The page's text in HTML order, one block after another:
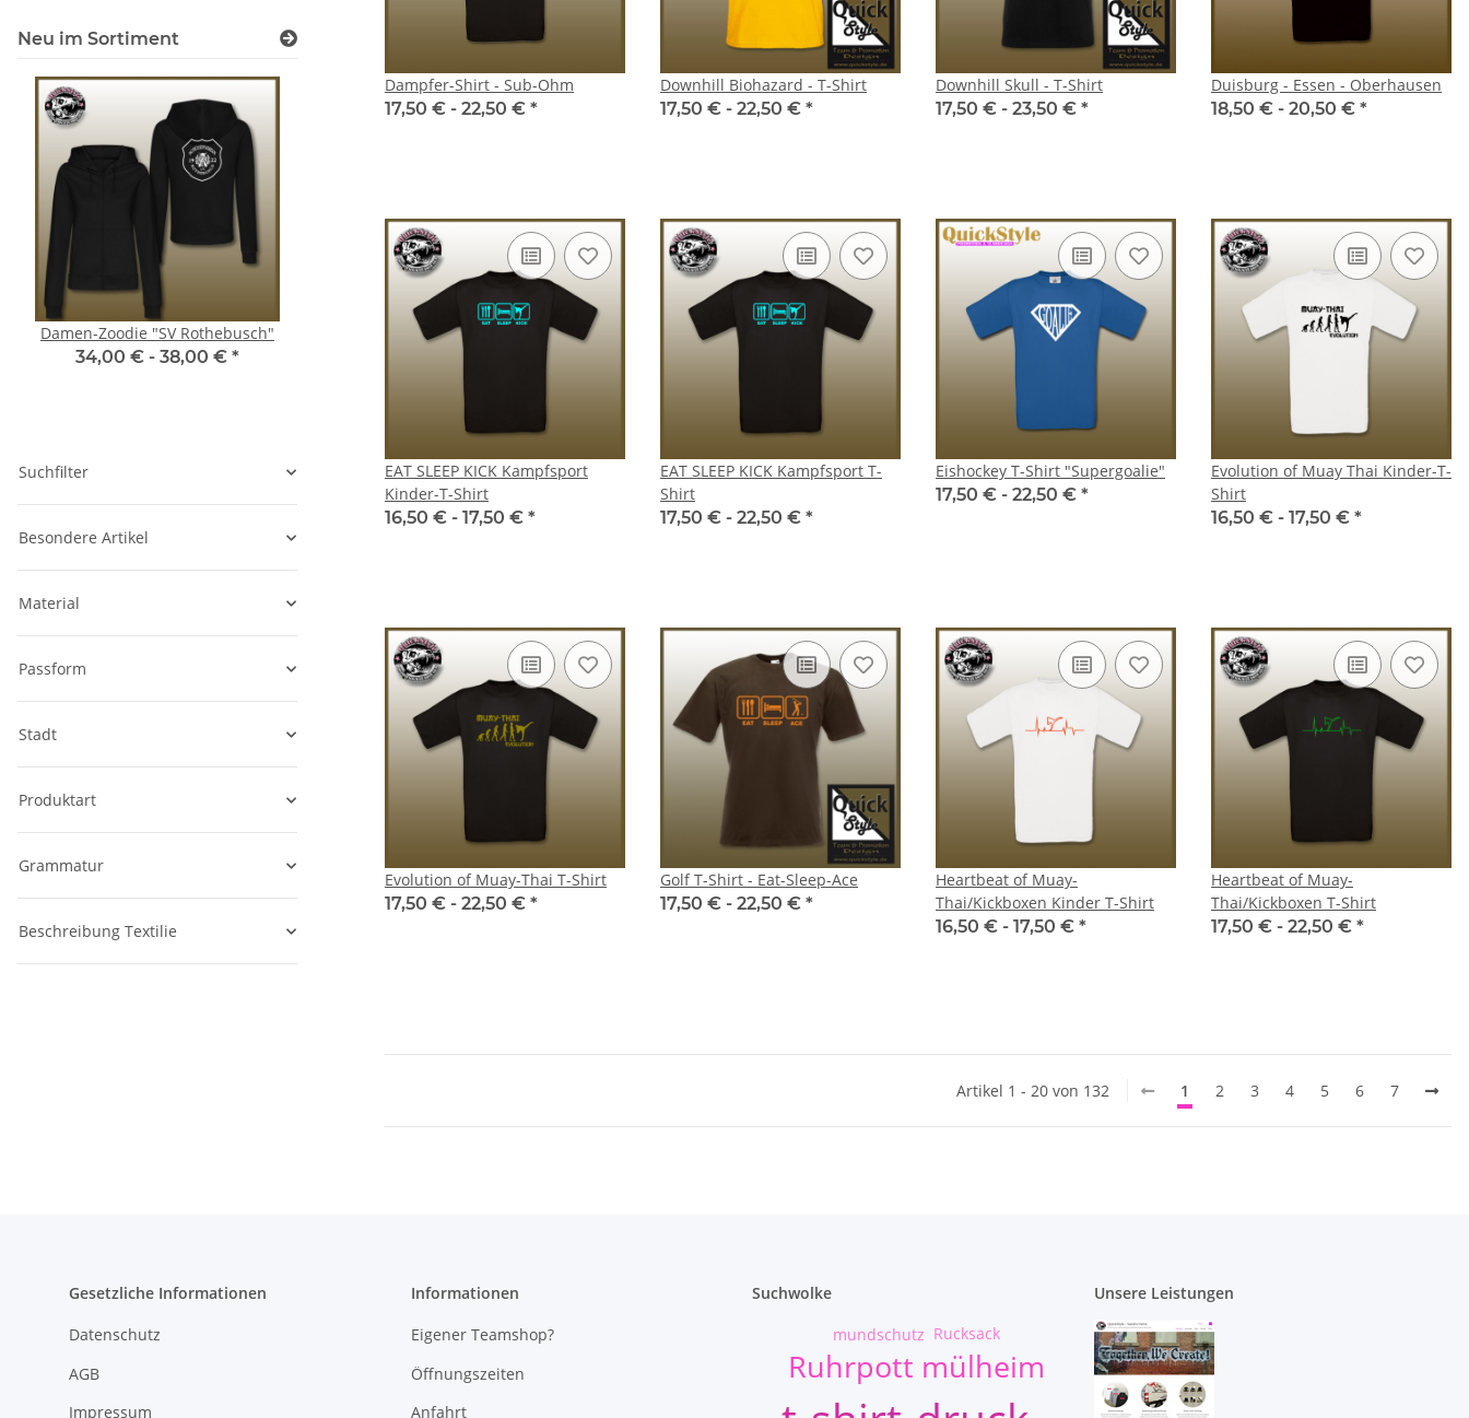
Dampfer-Shirt - Sub-Ohm
17,50 € - 22,50 € *
Downhill Biohazard - T-Shirt
17,50 € - 22,50 € *
Downhill Skull - T-Shirt
17,50 € - 23,50 € *
Duisburg - Essen - Oberhausen
18,50 € - 20,50 € *
EAT SLEEP KICK Kampfsport
Kinder-T-Shirt
16,50 € - 17,50 € *
EAT SLEEP KICK Kampfsport T-
Shirt
17,50 € - 22,50 € *
Eishockey T-Shirt "Supergoalie"
17,50 € - 22,50 € *
Evolution of Muay Thai Kinder-T-
Shirt
16,50 € - 17,50 € *
Evolution of Muay-Thai T-Shirt
17,50 € - 22,50 € *
Golf T-Shirt - Eat-Sleep-Ace
17,50 € - 22,50 € *
Heartbeat of Muay-
Thai/Kickboxen Kinder T-Shirt
16,50 € - 17,50 € *
Heartbeat of Muay-
Thai/Kickboxen T-Shirt
17,50 € - 22,50 € *
Artikel 1 - 20 von 132 1 2 3 4 5 6 7
Neu im Sortiment
Damen-Zoodie "SV Rothebusch"
34,00 € - 38,00 € *
Herren-Hoodie "SV Rothebusch"
Kinder-Zoodie "SV Rothebusch"
Herren-Zoodie "SV Rothebusch"
Herren-Polohemd "SV
Suchfilter
Besondere Artikel
Material
Passform
Stadt
Produktart
Grammatur
Beschreibung Textilie
Gesetzliche Informationen
Datenschutz
AGB
Impressum
Informationen
Eigener Teamshop?
Öffnungszeiten
Anfahrt
Suchwolke
Ruhrpott mülheim
mundschutz Rucksack
Unsere Leistungen